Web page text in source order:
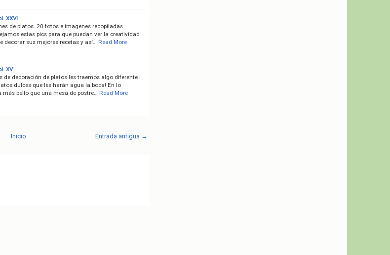
XXVI
de platos. 20 fotos e imagenes recopiladas
estas pics para que puedan ver la creatividad
decorar sus mejores recetas y así…
Read More
XV
de decoración de platos les traemos algo diferente :
dulces que les harán agua la boca! En lo
bello que una mesa de postre…
Read More
Entrada antigua →
Inicio